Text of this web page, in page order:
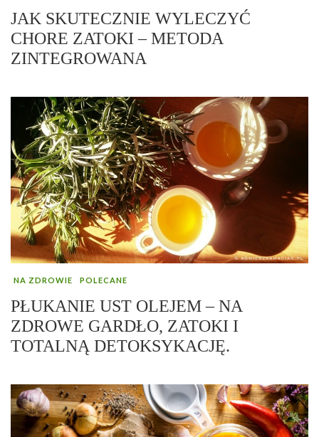
JAK SKUTECZNIE WYLECZYĆ
CHORE ZATOKI – METODA
ZINTEGROWANA
NA ZDROWIE POLECANE
PŁUKANIE UST OLEJEM – NA
ZDROWE GARDŁO, ZATOKI I
TOTALNĄ DETOKSYKACJĘ.